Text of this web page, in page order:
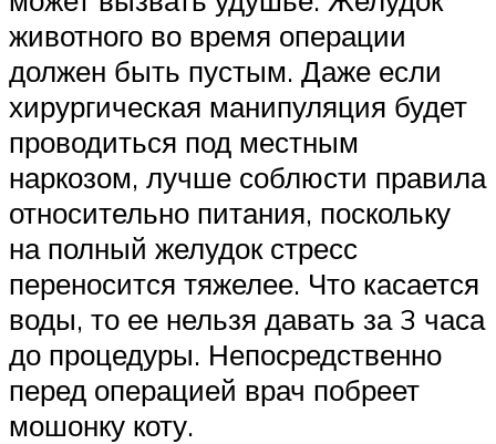
животного во время операции
должен быть пустым. Даже если
хирургическая манипуляция будет
проводиться под местным
наркозом, лучше соблюсти правила
относительно питания, поскольку
на полный желудок стресс
переносится тяжелее. Что касается
воды, то ее нельзя давать за 3 часа
до процедуры. Непосредственно
перед операцией врач побреет
мошонку коту.